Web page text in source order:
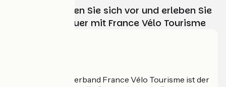
Wählen, bereiten Sie sich vor und erleben Sie
Ihr Radabenteuer mit France Vélo Tourisme
Der nationale Verband France Vélo Tourisme ist der